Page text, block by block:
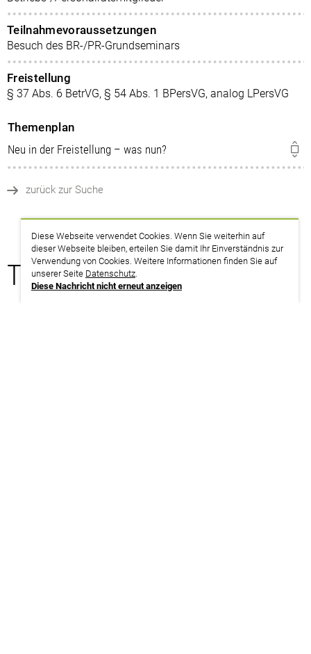
Diese Webseite verwendet Cookies. Wenn Sie weiterhin auf
dieser Webseite bleiben, erteilen Sie damit Ihr Einverständnis zur
Verwendung von Cookies. Weitere Informationen finden Sie auf
unserer Seite Datenschutz.
Diese Nachricht nicht erneut anzeigen
Teilnahmevoraussetzungen
Besuch des BR-/PR-Grundseminars
Freistellung
§ 37 Abs. 6 BetrVG, § 54 Abs. 1 BPersVG, analog LPersVG
Themenplan
Neu in der Freistellung – was nun?
zurück zur Suche
Termine